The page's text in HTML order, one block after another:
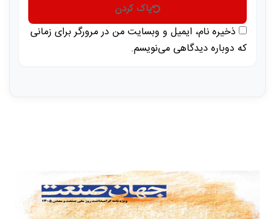
پاک کردن
ذخیره نام، ایمیل و وبسایت من در مرورگر برای زمانی
که دوباره دیدگاهی می‌نویسم.